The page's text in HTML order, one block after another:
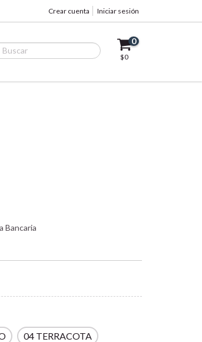
Crear cuenta Iniciar sesión
0
$0
Bancaria
04 TERRACOTA